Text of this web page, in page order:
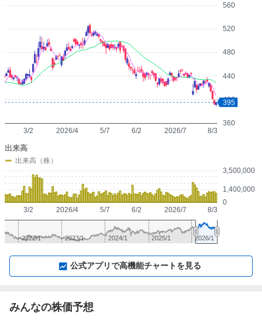
360
400
440
480
520
560
2026/4 2026/7
3/2 5/7 6/2 8/3
395
0
1,400,000
3,500,000
2026/4 2026/7
3/2 5/7 6/2 8/3
出来高
出来高（株）
2023/1 2025/1
2022/1 2024/1 2026/1
公式アプリで高機能チャートを見る
みんなの株価予想